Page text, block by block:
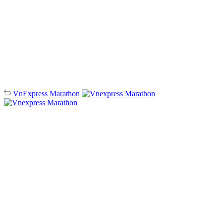
VnExpress Marathon